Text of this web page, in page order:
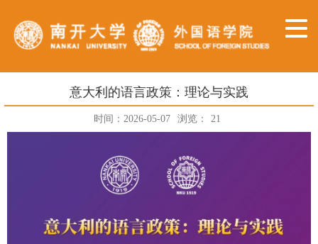
意大利的语言政策：理论与实践
时间：2026-05-07 浏览： 21